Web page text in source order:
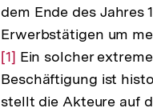
dem Ende des Jahres
Erwerbstätigen um
[1] Ein solcher
Beschäftigung ist
stellt die Akteure auf